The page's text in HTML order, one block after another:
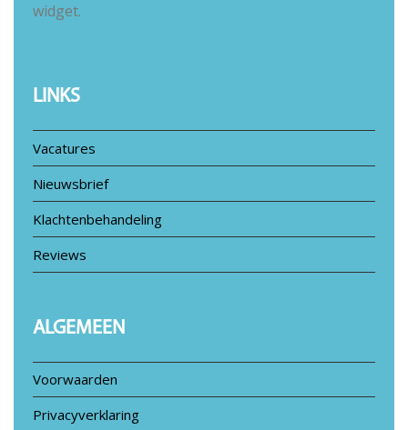
widget.
LINKS
Vacatures
Nieuwsbrief
Klachtenbehandeling
Reviews
ALGEMEEN
Voorwaarden
Privacyverklaring